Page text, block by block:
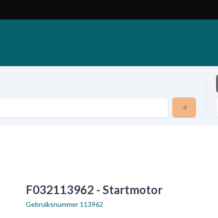
F032113962 - Startmotor
Gebruiksnummer 113962